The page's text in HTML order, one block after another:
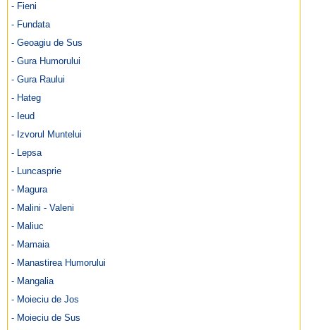
- Fieni
- Fundata
- Geoagiu de Sus
- Gura Humorului
- Gura Raului
- Hateg
- Ieud
- Izvorul Muntelui
- Lepsa
- Luncasprie
- Magura
- Malini - Valeni
- Maliuc
- Mamaia
- Manastirea Humorului
- Mangalia
- Moieciu de Jos
- Moieciu de Sus